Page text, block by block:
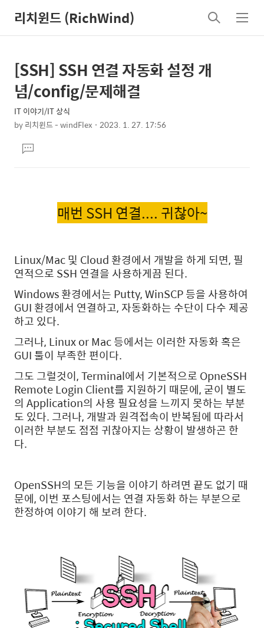
리치윈드 (RichWind)
검
색
메
뉴
상
세
컨
텐
본
문
제
목
[SSH] SSH 연결 자동화 설정 개
념/config/문제해결
IT 이야기/IT 상식
by리치윈드 - windFlex 2023. 1. 27. 17:56
문댓
글
매번 SSH 연결.... 귀찮아~
Linux/Mac 및 Cloud 환경에서 개발을 하게 되면, 필
연적으로 SSH 연결을 사용하게끔 된다.
Windows 환경에서는 Putty, WinSCP 등을 사용하여
GUI 환경에서 연결하고, 자동화하는 수단이 다수 제공
하고 있다.
그러나, Linux or Mac 등에서는 이러한 자동화 혹은
GUI 툴이 부족한 편이다.
그도 그럴것이, Terminal에서 기본적으로 OpneSSH
Remote Login Client를 지원하기 때문에, 굳이 별도
의 Application의 사용 필요성을 느끼지 못하는 부분
도 있다. 그러나, 개발과 원격접속이 반복됨에 따라서
이러한 부분도 점점 귀찮아지는 상황이 발생하곤 한
다.
OpenSSH의 모든 기능을 이야기 하려면 끝도 없기 때
문에, 이번 포스팅에서는 연결 자동화 하는 부분으로
한정하여 이야기 해 보려 한다.